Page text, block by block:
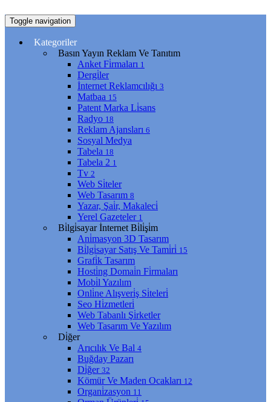
Toggle navigation
Kategoriler
Basın Yayın Reklam Ve Tanıtım
Anket Fi̇rmaları 1
Dergi̇ler
İnternet Reklamcılığı 3
Matbaa 15
Patent Marka Li̇sans
Radyo 18
Reklam Ajansları 6
Sosyal Medya
Tabela 18
Tabela 2 1
Tv 2
Web Si̇teler
Web Tasarım 8
Yazar, Şai̇r, Makaleci̇
Yerel Gazeteler 1
Bi̇lgi̇sayar İnternet Bi̇li̇şi̇m
Ani̇masyon 3D Tasarım
Bi̇lgi̇sayar Satış Ve Tami̇ri̇ 15
Grafi̇k Tasarım
Hosti̇ng Domai̇n Fi̇rmaları
Mobi̇l Yazılım
Onli̇ne Alışveri̇ş Si̇teleri̇
Seo Hi̇zmetleri̇
Web Tabanlı Şi̇rketler
Web Tasarım Ve Yazılım
Di̇ğer
Arıcılık Ve Bal 4
Buğday Pazarı
Di̇ğer 32
Kömür Ve Maden Ocakları 12
Organi̇zasyon 11